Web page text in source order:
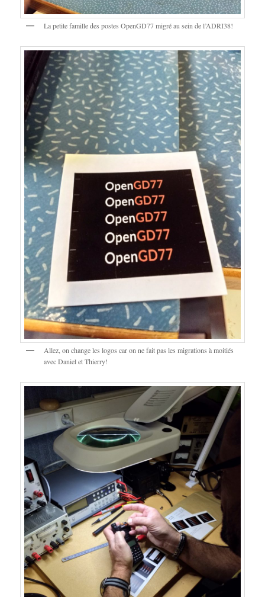
La petite famille des postes OpenGD77 migré au sein de l’ADRI38!
Allez, on change les logos car on ne fait pas les migrations à moitiés
avec Daniel et Thierry!